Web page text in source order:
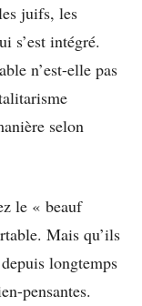
juifs, les
s’est intégré.
n’est-elle pas
selon
le « beauf
Mais qu’ils
longtemps
pensantes.